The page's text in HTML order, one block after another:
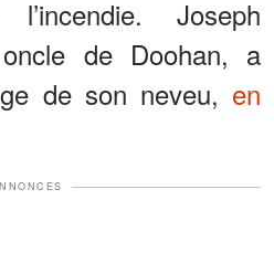
Joseph
oncle de Doohan, a
de son neveu, en